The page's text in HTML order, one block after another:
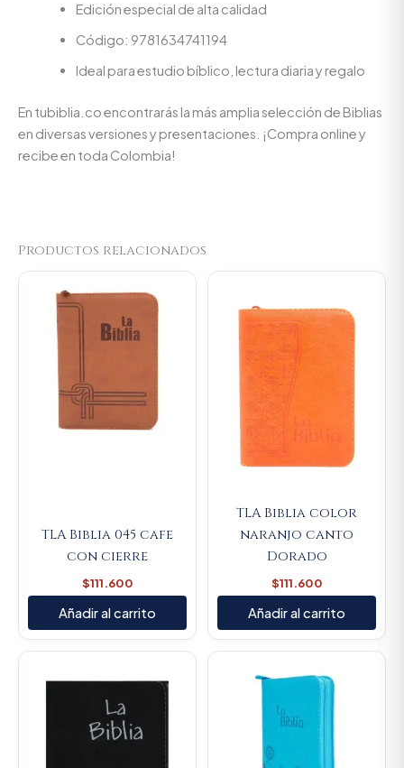
Edición especial de alta calidad
Código: 9781634741194
Ideal para estudio bíblico, lectura diaria y regalo
En tubiblia.co encontrarás la más amplia selección de Biblias
en diversas versiones y presentaciones. ¡Compra online y
recibe en toda Colombia!
Productos relacionados
TLA Biblia 045 cafe
con cierre
$111.600
Añadir al carrito
TLA Biblia color
naranjo canto
Dorado
$111.600
Añadir al carrito
price
was:
$93.000.
Current